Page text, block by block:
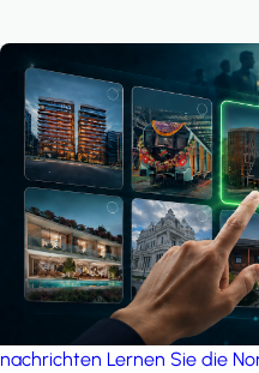
nachrichten Lernen Sie die